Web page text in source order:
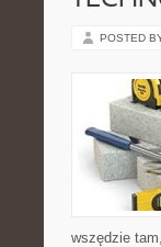
POSTED
wszędzie